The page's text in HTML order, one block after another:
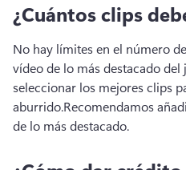
¿Cuántos clips
No hay límites en el número
vídeo de lo más destacado del
seleccionar los mejores clips
aburrido.Recomendamos
de lo más destacado.